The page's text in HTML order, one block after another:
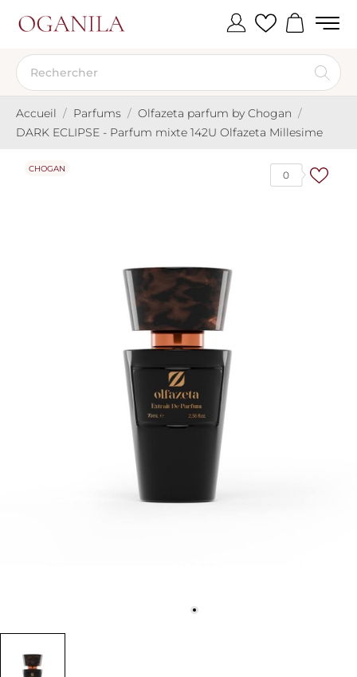
Accueil Parfums
Olfazeta parfum by Chogan
DARK ECLIPSE - Parfum mixte 142U Olfazeta Millesime
0
CHOGAN